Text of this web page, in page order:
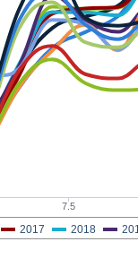
2017 2018
7.5